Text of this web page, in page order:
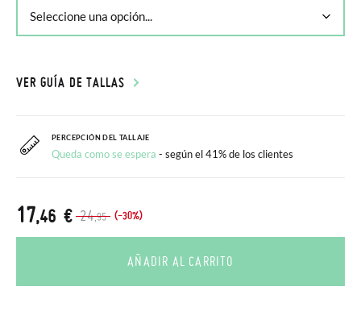
VER GUÍA DE TALLAS
PERCEPCIÓN DEL TALLAJE
Queda como se espera - según el 41% de los clientes
24,95 (-30%)
17,46 €
AÑADIR AL CARRITO